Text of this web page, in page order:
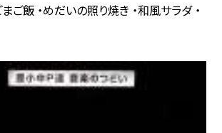
まご飯 ・めだいの照り焼き ・和風サラダ ・